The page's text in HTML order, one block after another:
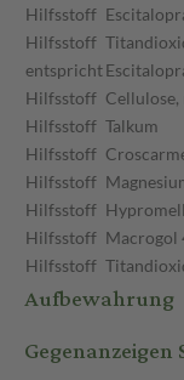
Hilfsstoff
Hilfsstoff
entspricht
Hilfsstoff
Hilfsstoff Talkum
Hilfsstoff
Hilfsstoff
Hilfsstoff
Hilfsstoff Macrogol
Hilfsstoff
Aufbewahrung